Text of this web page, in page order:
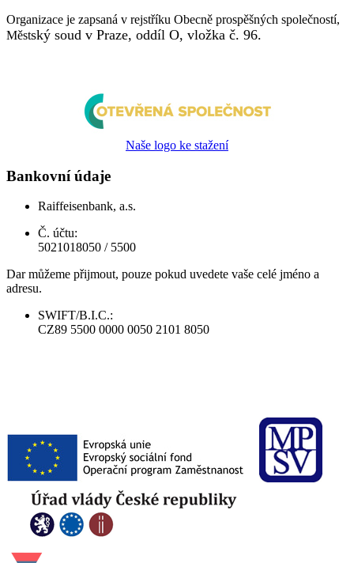
Organizace je zapsaná v rejstříku Obecně prospěšných společností,
Městský soud v Praze, oddíl O, vložka č. 96.
Naše logo ke stažení
Bankovní údaje
Raiffeisenbank, a.s.
Č. účtu:
5021018050 / 5500
Dar můžeme přijmout, pouze pokud uvedete vaše celé jméno a
adresu.
SWIFT/B.I.C.:
CZ89 5500 0000 0050 2101 8050